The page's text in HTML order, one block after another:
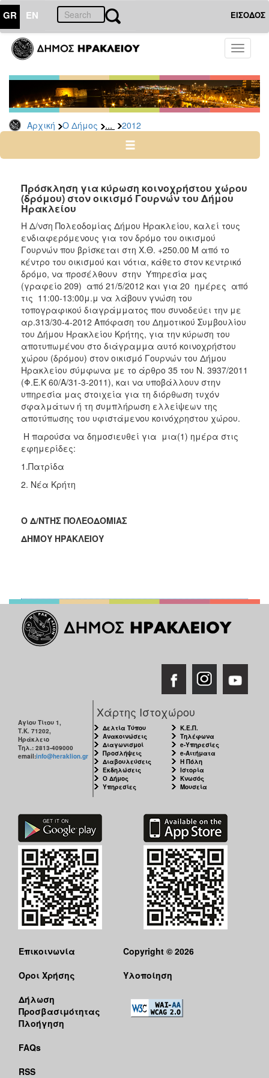
GR EN ΕΙΣΟΔΟΣ
Toggle
Αρχική Ο Δήμος ... 2012
ΔΗΜΟΣ
Δελτία
Τύπου
Αρχείο
2026
2024
2022
2021
2020
2019
2018
2017
2016
2015
2013
2012
2011
2010
2006
ΤΟΠΟΣ
ΠΟΛΙΤΙΣΜΟΣ
Πρόσκληση για κύρωση κοινοχρήστου χώρου
(δρόμου) στον οικισμό Γουρνών του Δήμου
Ηρακλείου
Η Δ/νση Πολεοδομίας Δήμου Ηρακλείου, καλεί τους
ενδιαφερόμενους για τον δρόμο του οικισμού
Γουρνών που βρίσκεται στη Χ.Θ. +250.00 Μ από το
κέντρο του οικισμού και νότια, κάθετο στον κεντρικό
δρόμο, να προσέλθουν στην Υπηρεσία μας
(γραφείο 209) από 21/5/2012 και για 20 ημέρες από
τις 11:00-13:00μ.μ να λάβουν γνώση του
τοπογραφικού διαγράμματος που συνοδεύει την με
αρ.313/30-4-2012 Απόφαση του Δημοτικού Συμβουλίου
του Δήμου Ηρακλείου Κρήτης, για την κύρωση του
αποτυπωμένου στο διάγραμμα αυτό κοινοχρήστου
χώρου (δρόμου) στον οικισμό Γουρνών του Δήμου
Ηρακλείου σύμφωνα με το άρθρο 35 του Ν. 3937/2011
(Φ.Ε.Κ 60/Α/31-3-2011), και να υποβάλλουν στην
υπηρεσία μας στοιχεία για τη διόρθωση τυχόν
σφαλμάτων ή τη συμπλήρωση ελλείψεων της
αποτύπωσης του υφιστάμενου κοινόχρηστου χώρου.
Η παρούσα να δημοσιευθεί για μια(1) ημέρα στις
εφημερίδες:
1.Πατρίδα
2. Νέα Κρήτη
Ο Δ/ΝΤΗΣ ΠΟΛΕΟΔΟΜΙΑΣ
ΔΗΜΟΥ ΗΡΑΚΛΕΙΟΥ
Αγίου Τίτου 1,
Τ.Κ. 71202,
Ηράκλειο
Τηλ.: 2813-409000
email:info@heraklion.gr
Χάρτης Ιστοχώρου
Δελτία Τύπου
Ανακοινώσεις
Διαγωνισμοί
Προσλήψεις
Διαβουλεύσεις
Εκδηλώσεις
Ο Δήμος
Υπηρεσίες
Κ.Ε.Π.
Τηλέφωνα
e-Υπηρεσίες
e-Αιτήματα
Η Πόλη
Ιστορία
Κνωσός
Μουσεία
Επικοινωνία
Όροι Χρήσης
Δήλωση
Προσβασιμότητας
Πλοήγηση
FAQs
RSS
Copyright © 2026
Υλοποίηση